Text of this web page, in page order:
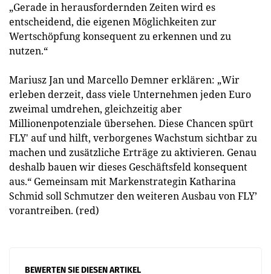
„Gerade in herausfordernden Zeiten wird es
entscheidend, die eigenen Möglichkeiten zur
Wertschöpfung konsequent zu erkennen und zu
nutzen.“
Mariusz Jan und Marcello Demner erklären: „Wir
erleben derzeit, dass viele Unternehmen jeden Euro
zweimal umdrehen, gleichzeitig aber
Millionenpotenziale übersehen. Diese Chancen spürt
FLY' auf und hilft, verborgenes Wachstum sichtbar zu
machen und zusätzliche Erträge zu aktivieren. Genau
deshalb bauen wir dieses Geschäftsfeld konsequent
aus.“ Gemeinsam mit Markenstrategin Katharina
Schmid soll Schmutzer den weiteren Ausbau von FLY’
vorantreiben. (red)
BEWERTEN SIE DIESEN ARTIKEL